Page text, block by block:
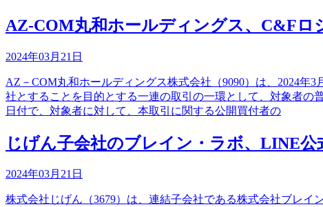
AZ-COM丸和ホールディングス、C&Fロ
2024年03月21日
AZ－COM丸和ホールディングス株式会社（9090）は、2024年
社とすることを目的とする一連の取引の一環として、対象者の
日付で、対象者に対して、本取引に関する公開買付者の
じげん子会社のブレイン・ラボ、LINE
2024年03月21日
株式会社じげん（3679）は、連結子会社である株式会社ブレ